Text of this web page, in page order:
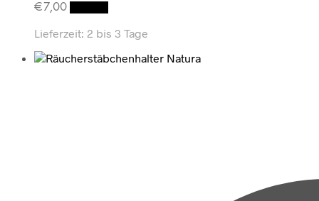
€7,00
Lieferzeit: 2 bis 3 Tage